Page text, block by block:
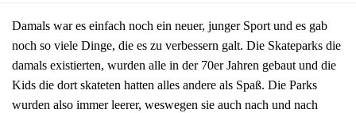
Damals war es einfach noch ein neuer, junger Sport und es gab
noch so viele Dinge, die es zu verbessern galt. Die Skateparks die
damals existierten, wurden alle in der 70er Jahren gebaut und die
Kids die dort skateten hatten alles andere als Spaß. Die Parks
wurden also immer leerer, weswegen sie auch nach und nach